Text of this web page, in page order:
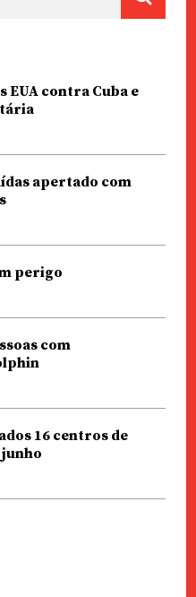
EUA contra Cuba e
apertado com
perigo
com
16 centros de
junho